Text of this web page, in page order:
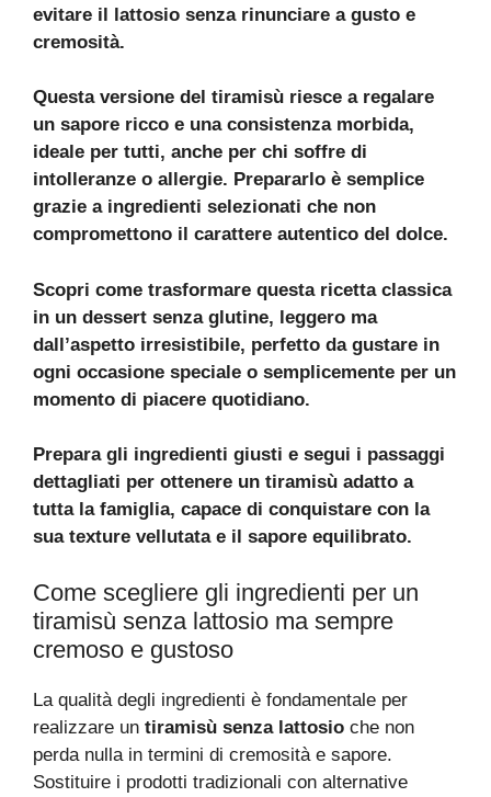
evitare il lattosio senza rinunciare a gusto e
cremosità.
Questa versione del tiramisù riesce a regalare
un sapore ricco e una consistenza morbida,
ideale per tutti, anche per chi soffre di
intolleranze o allergie. Prepararlo è semplice
grazie a ingredienti selezionati che non
compromettono il carattere autentico del dolce.
Scopri come trasformare questa ricetta classica
in un dessert senza glutine, leggero ma
dall’aspetto irresistibile, perfetto da gustare in
ogni occasione speciale o semplicemente per un
momento di piacere quotidiano.
Prepara gli ingredienti giusti e segui i passaggi
dettagliati per ottenere un tiramisù adatto a
tutta la famiglia, capace di conquistare con la
sua texture vellutata e il sapore equilibrato.
Come scegliere gli ingredienti per un
tiramisù senza lattosio ma sempre
cremoso e gustoso
La qualità degli ingredienti è fondamentale per
realizzare un tiramisù senza lattosio che non
perda nulla in termini di cremosità e sapore.
Sostituire i prodotti tradizionali con alternative